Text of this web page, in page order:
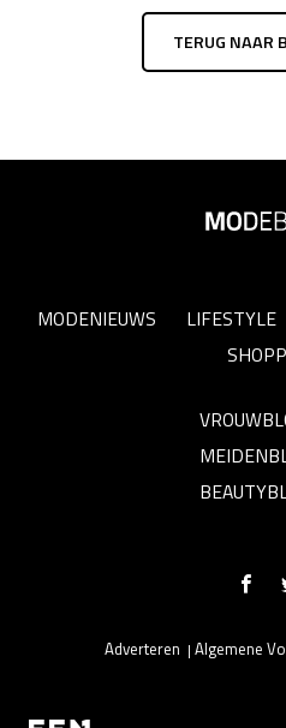
TERUG NAAR
MODENIEUWS LIFESTYLE
Adverteren Algemene